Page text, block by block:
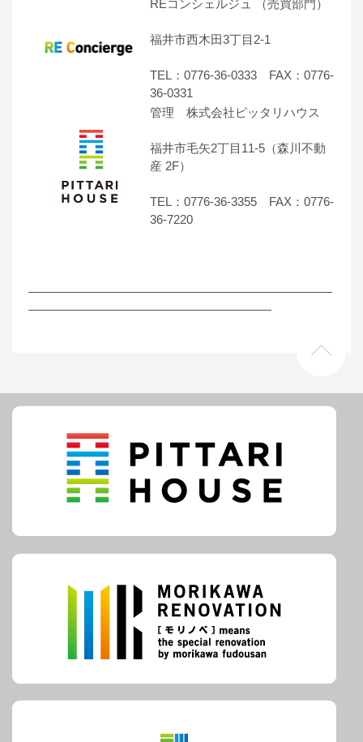
REコンシェルジュ （売買部門）
福井市西木田3丁目2-1
TEL：0776-36-0333 FAX：0776-
36-0331
管理 株式会社ピッタリハウス
福井市毛矢2丁目11-5（森川不動
産 2F）
TEL：0776-36-3355 FAX：0776-
36-7220
―――――――――――――――――――――――――
――――――――――――――――――――